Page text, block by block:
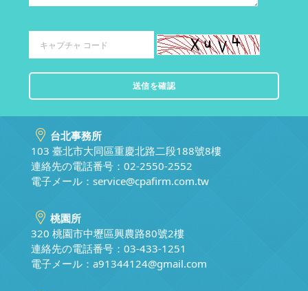
台北事務所
103 臺北市大同區重慶北路二段188號8樓
連絡先の電話番号：02-2550-2552
電子メール： service@cpafirm.com.tw
桃園所
320 桃園市中壢區興農路80號2樓
連絡先の電話番号：03-433-1251
電子メール： a91344124@gmail.com